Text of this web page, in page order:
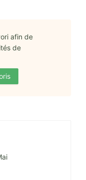
afin de
de